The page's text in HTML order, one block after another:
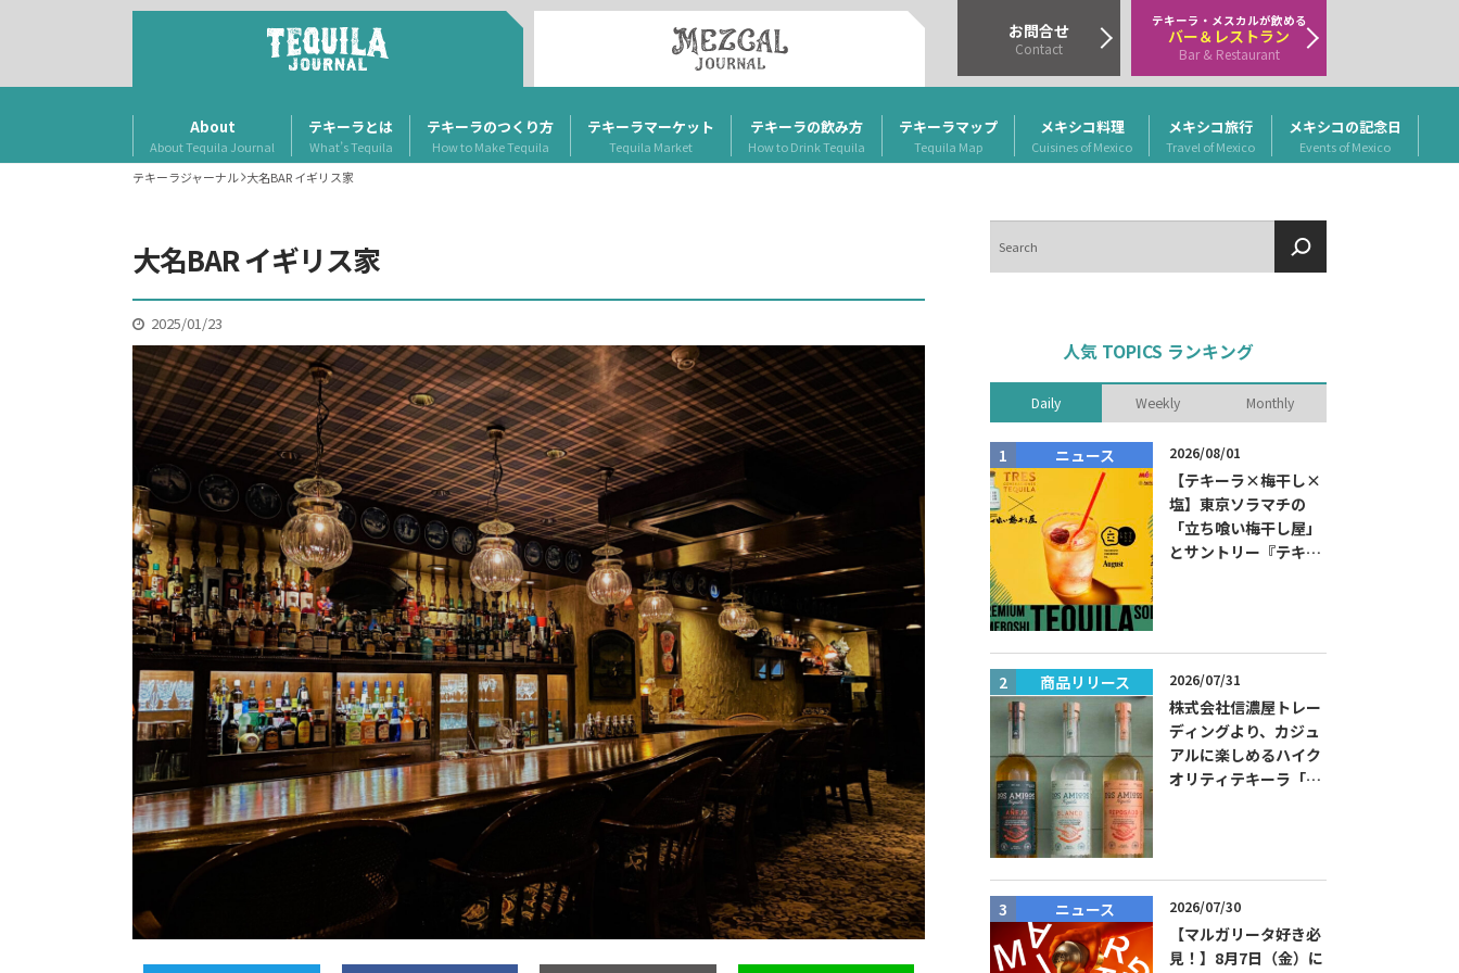
About
About Tequila Journal
テキーラとは
What’s Tequila
テキーラのつくり方
How to Make Tequila
テキーラマーケット
Tequila Market
テキーラの飲み方
How to Drink Tequila
テキーラマップ
Tequila Map
メキシコ料理
Cuisines of Mexico
メキシコ旅行
Travel of Mexico
メキシコの記念日
Events of Mexico
お問合せ
Contact
テキーラ・メスカルが飲める
バー＆レストラン
Bar & Restaurant
テキーラジャーナル 大名BAR イギリス家
大名BAR イギリス家
2025/01/23
索
人気 TOPICS ランキング
Daily Weekly Monthly
ニュース 2026/08/01
【テキーラ×梅干し×
塩】東京ソラマチの
「立ち喰い梅干し屋」
とサントリー『テキー
8月限定メニューに！
商品リリース 2026/07/31
株式会社信濃屋トレー
ディングより、カジュ
アルに楽しめるハイク
オリティテキーラ「ド
ニュース 2026/07/30
【マルガリータ好き必
見！】8月7日（金）に